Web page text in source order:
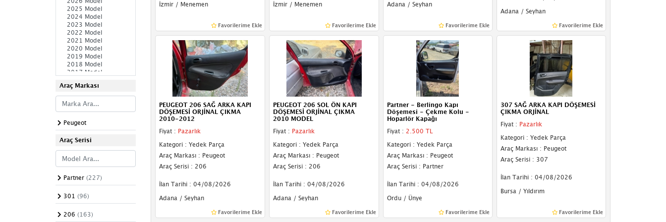
El Freni
Emniyet Kemeri
Far Yıkama Kapağı
Gaz Teli
Jikle Teli
Kapı Döşemesi
Kapı Gergisi
Kapı Kilidi
Kapı Kolu
Kapı Menteşesi
Araç Markası
Peugeot
Araç Serisi
Partner (227)
301 (96)
206 (163)
İzmir / Menemen
Favorilerime Ekle
İzmir / Menemen
Favorilerime Ekle
Adana / Seyhan
Favorilerime Ekle
Adana / Seyhan
Favorilerime Ekle
PEUGEOT 206 SAĞ ARKA KAPI
DÖŞEMESİ ORJİNAL ÇIKMA
2010-2012
Fiyat : Pazarlık
Kategori : Yedek Parça
Araç Markası : Peugeot
Araç Serisi : 206
İlan Tarihi : 04/08/2026
Adana / Seyhan
Favorilerime Ekle
PEUGEOT 206 SOL ÖN KAPI
DÖŞEMESİ ORJİNAL ÇIKMA
2010 MODEL
Fiyat : Pazarlık
Kategori : Yedek Parça
Araç Markası : Peugeot
Araç Serisi : 206
İlan Tarihi : 04/08/2026
Adana / Seyhan
Favorilerime Ekle
Partner - Berlingo Kapı
Döşemesi - Çekme Kolu -
Hoparlör Kapağı
Fiyat : 2.500 TL
Kategori : Yedek Parça
Araç Markası : Peugeot
Araç Serisi : Partner
İlan Tarihi : 04/08/2026
Ordu / Ünye
Favorilerime Ekle
307 SAĞ ARKA KAPI DÖŞEMESİ
ÇIKMA ORJİNAL
Fiyat : Pazarlık
Kategori : Yedek Parça
Araç Markası : Peugeot
Araç Serisi : 307
İlan Tarihi : 04/08/2026
Bursa / Yıldırım
Favorilerime Ekle